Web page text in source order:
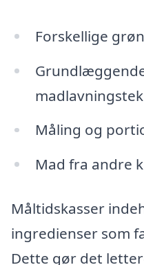
Forskellige
Måling og
Mad fra andre
Måltidskasser
ingredienser som
Dette gør det